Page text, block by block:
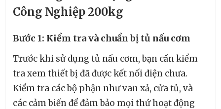
Công Nghiệp 200kg
Bước 1: Kiểm tra và chuẩn bị tủ nấu cơm
Trước khi sử dụng tủ nấu cơm, bạn cần kiểm
tra xem thiết bị đã được kết nối điện chưa.
Kiểm tra các bộ phận như van xả, cửa tủ, và
các cảm biến để đảm bảo mọi thứ hoạt động